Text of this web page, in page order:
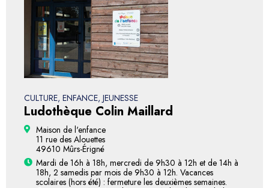
CULTURE, ENFANCE, JEUNESSE
Ludothèque Colin Maillard
Maison de l'enfance
11 rue des Alouettes
49610 Mûrs-Érigné
Mardi de 16h à 18h, mercredi de 9h30 à 12h et de 14h à
18h, 2 samedis par mois de 9h30 à 12h. Vacances
scolaires (hors été) : fermeture les deuxièmes semaines.